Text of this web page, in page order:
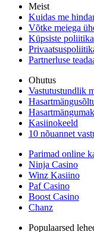
Meist
Kuidas me
Võtke meiega
Küpsiste poliitika
Partnerluse
Ohutus
Vastutustundlik
Kasiinokeeld
10 nõuannet
Parimad online
Ninja Casino
Winz Kasiino
Paf Casino
Boost Casino
Chanz
Populaarsed